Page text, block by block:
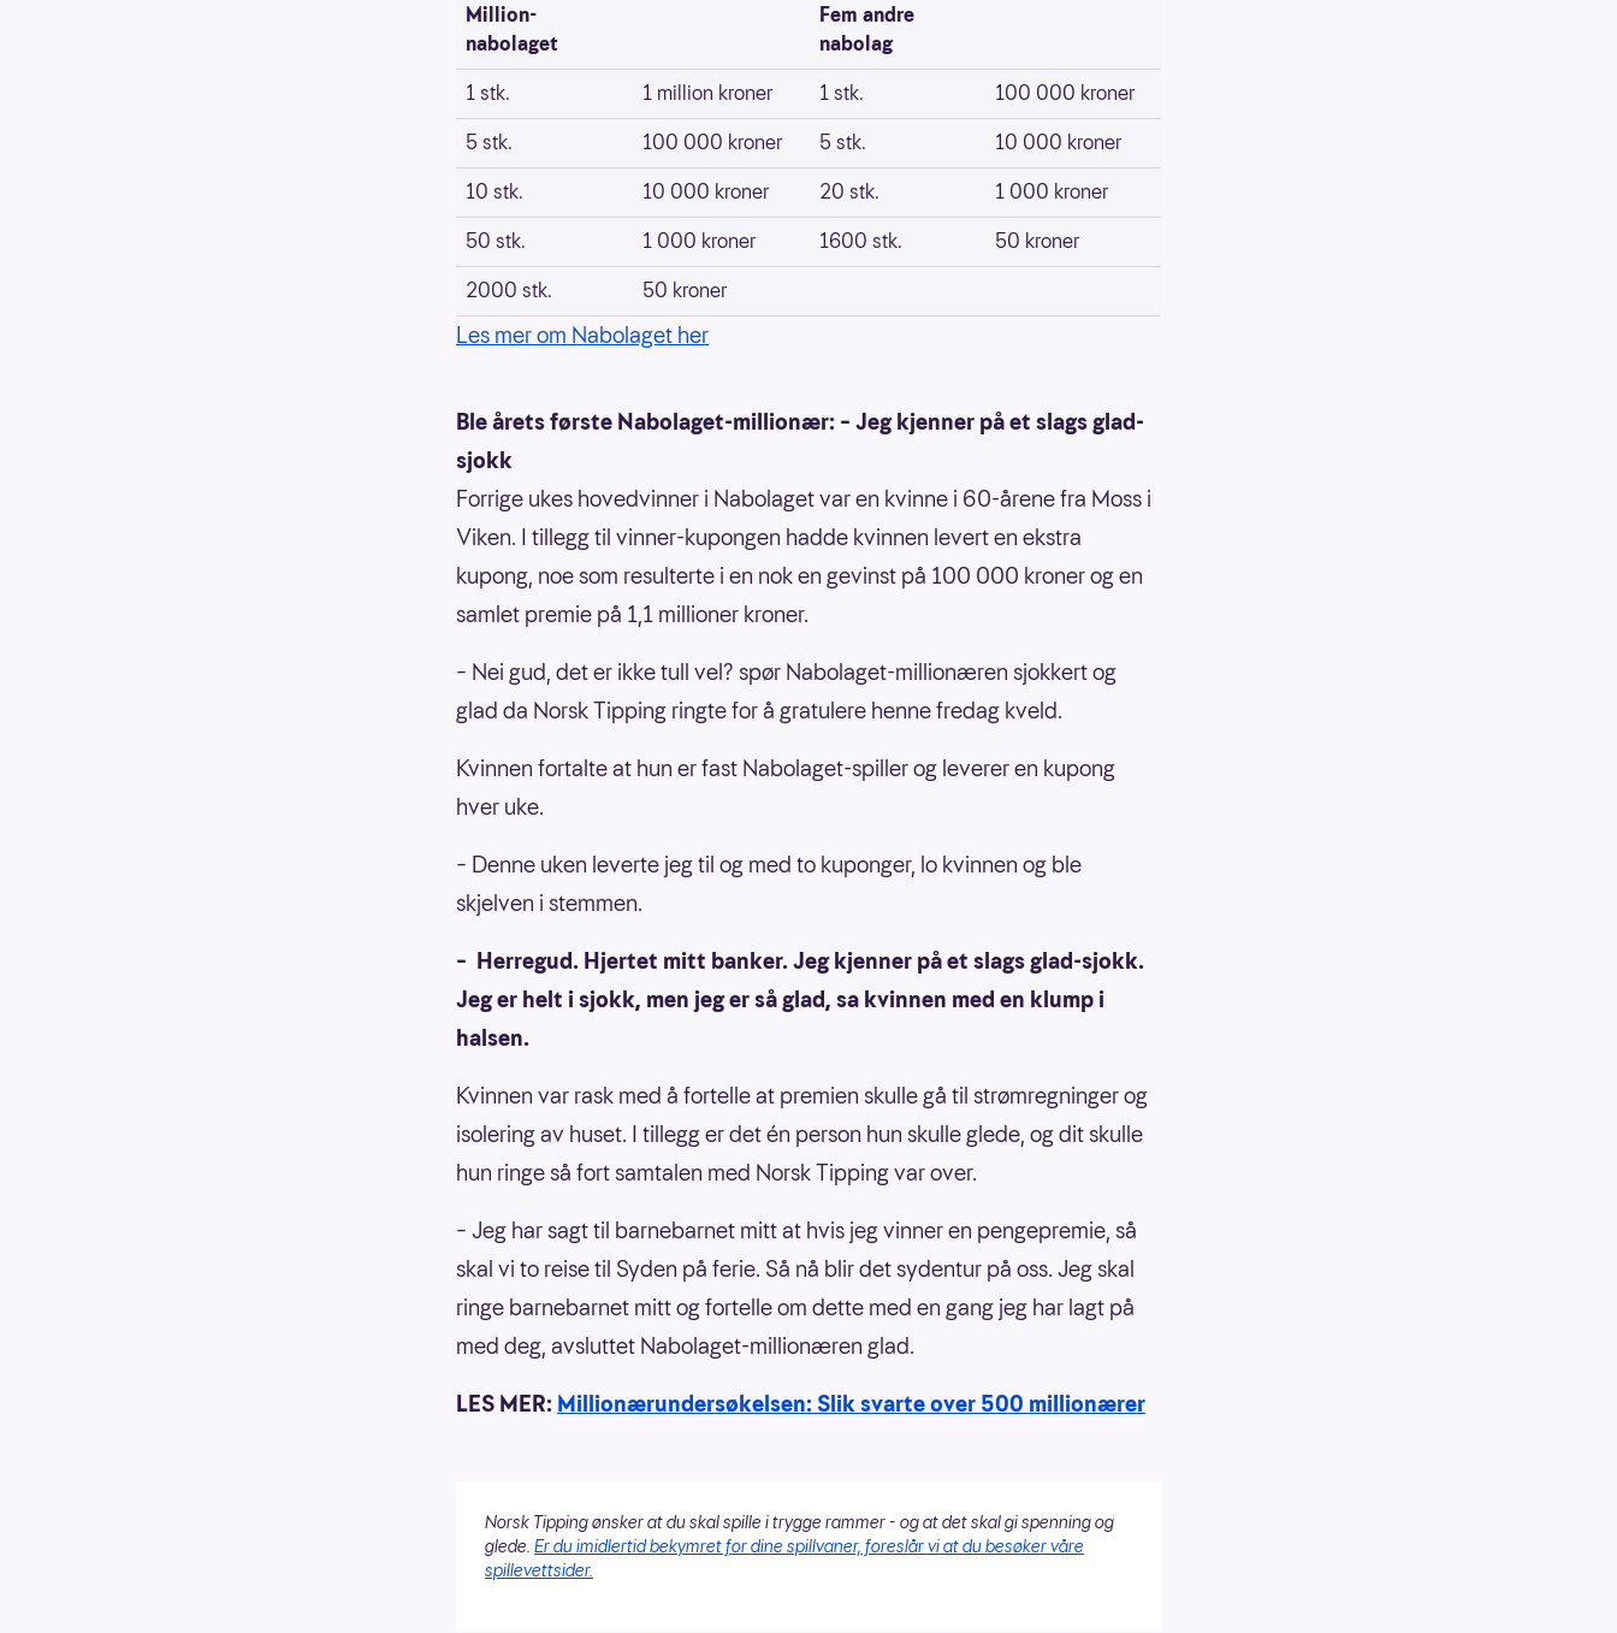
Million-
nabolaget
Fem andre
nabolag
1 stk.
1 million kroner 1 stk.
100 000 kroner
5 stk.
100 000 kroner 5 stk.
10 000 kroner
10 stk.
10 000 kroner 20 stk.
1 000 kroner
50 stk.
1 000 kroner 1600 stk.
50 kroner
2000 stk.
50 kroner
Les mer om Nabolaget her
Ble årets første Nabolaget-millionær: – Jeg kjenner på et slags glad-
sjokk
Forrige ukes hovedvinner i Nabolaget var en kvinne i 60-årene fra Moss i
Viken. I tillegg til vinner-kupongen hadde kvinnen levert en ekstra
kupong, noe som resulterte i en nok en gevinst på 100 000 kroner og en
samlet premie på 1,1 millioner kroner.
– Nei gud, det er ikke tull vel? spør Nabolaget-millionæren sjokkert og
glad da Norsk Tipping ringte for å gratulere henne fredag kveld.
Kvinnen fortalte at hun er fast Nabolaget-spiller og leverer en kupong
hver uke.
– Denne uken leverte jeg til og med to kuponger, lo kvinnen og ble
skjelven i stemmen.
– Herregud. Hjertet mitt banker. Jeg kjenner på et slags glad-sjokk.
Jeg er helt i sjokk, men jeg er så glad, sa kvinnen med en klump i
halsen.
Kvinnen var rask med å fortelle at premien skulle gå til strømregninger og
isolering av huset. I tillegg er det én person hun skulle glede, og dit skulle
hun ringe så fort samtalen med Norsk Tipping var over.
– Jeg har sagt til barnebarnet mitt at hvis jeg vinner en pengepremie, så
skal vi to reise til Syden på ferie. Så nå blir det sydentur på oss. Jeg skal
ringe barnebarnet mitt og fortelle om dette med en gang jeg har lagt på
med deg, avsluttet Nabolaget-millionæren glad.
LES MER: Millionærundersøkelsen: Slik svarte over 500 millionærer
Norsk Tipping ønsker at du skal spille i trygge rammer - og at det skal gi spenning og
glede. Er du imidlertid bekymret for dine spillvaner, foreslår vi at du besøker våre
spillevettsider.